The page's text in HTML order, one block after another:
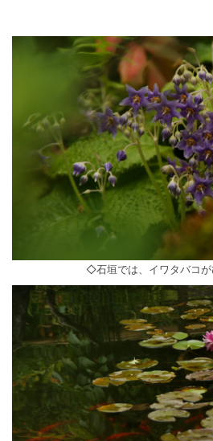
◇石垣では、イワタバコが